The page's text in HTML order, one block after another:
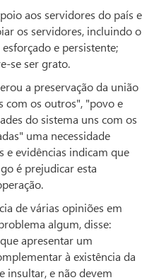
aos servidores do país e
os servidores, incluindo o
e persistente;
se ser grato.
a preservação da união
com os outros", "povo e
do sistema uns com os
uma necessidade
e evidências indicam que
é prejudicar esta
de várias opiniões em
algum, disse:
apresentar um
à existência da
insultar, e não devem